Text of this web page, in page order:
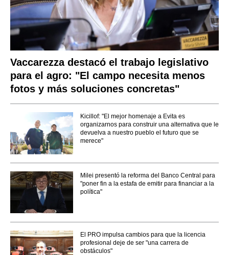
Vaccarezza destacó el trabajo legislativo
para el agro: "El campo necesita menos
fotos y más soluciones concretas"
Kicillof: "El mejor homenaje a Evita es
organizarnos para construir una alternativa que le
devuelva a nuestro pueblo el futuro que se
merece"
Milei presentó la reforma del Banco Central para
"poner fin a la estafa de emitir para financiar a la
política"
El PRO impulsa cambios para que la licencia
profesional deje de ser "una carrera de
obstáculos"